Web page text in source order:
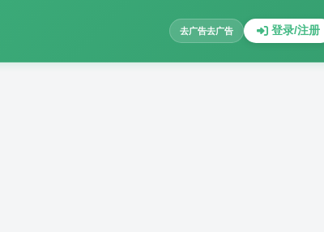
去广告去广告 登录/注册